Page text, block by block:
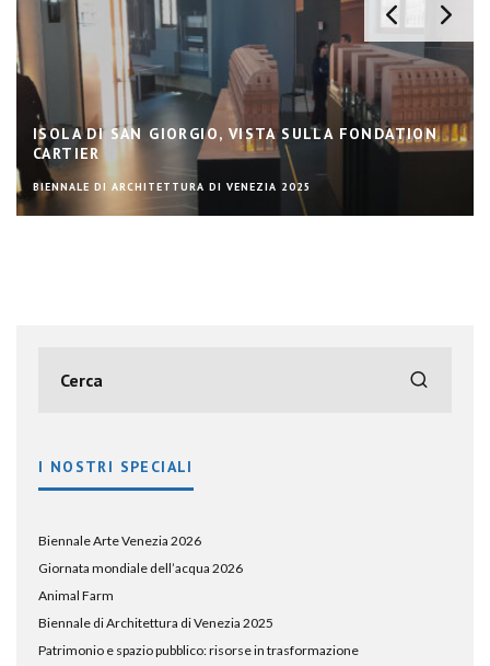
ISOLA DI SAN GIORGIO, VISTA SULLA FONDATION
CARTIER
BIENNALE DI ARCHITETTURA DI VENEZIA 2025
I NOSTRI SPECIALI
Biennale Arte Venezia 2026
Giornata mondiale dell’acqua 2026
Animal Farm
Biennale di Architettura di Venezia 2025
Patrimonio e spazio pubblico: risorse in trasformazione